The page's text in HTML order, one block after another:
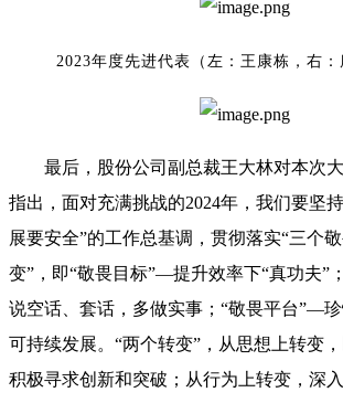
2023年度先进代表（左：王康栋，右
最后，股份公司副总裁王大林对本次
指出，面对充满挑战的2024年，我们要坚
展要安全”的工作总基调，贯彻落实“三个
变”，即“敬畏目标”—提升效率下“真功夫”
说空话、套话，多做实事；“敬畏平台”—
可持续发展。“两个转变”，从思想上转变
积极寻求创新和突破；从行为上转变，深